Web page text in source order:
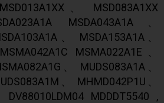
、 MSD083A1XX
MSDA043A1A、
、 MSDA153A1A、
MSMA022A1E、
、 MUDS083A1A、
、 MHMD042P1U、
MDDDT5540 ,